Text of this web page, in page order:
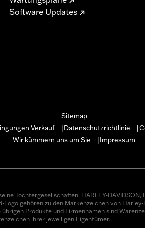
Software Updates
Sitemap
Verkauf Datenschutzrichtlinie
Wir kümmern uns um Sie
Impressum
Tochtergesellschaften. HARLEY-DAVIDSON,
Logo gehören zu den Markenzeichen von
übrigen Produkte und Firmennamen sind
ihrer jeweiligen Eigentümer.